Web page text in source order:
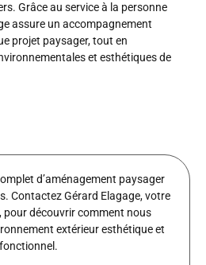
Grâce au service à la personne
assure un accompagnement
projet paysager, tout en
et esthétiques de
d’aménagement paysager
Contactez Gérard Elagage, votre
pour découvrir comment nous
extérieur esthétique et
fonctionnel.